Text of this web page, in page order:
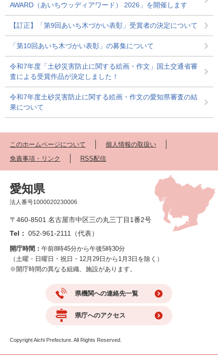
AWARD（あいちウッディアワード） 2026」を開催します
【訂正】「第9回あいち木づかい表彰」受賞者の決定について
「第10回あいち木づかい表彰」の募集について
令和7年度「土砂災害防止に関する絵画・作文」国土交通省審
査による受賞作品が決定しました！
令和7年度土砂災害防止に関する絵画・作文の愛知県審査の結
果について
このホームページについて
個人情報の取扱い
免責事項・リンク
RSS配信
愛知県
法人番号1000020230006
〒460-8501 名古屋市中区三の丸三丁目1番2号
Tel： 052-961-2111（代表）
開庁時間： 午前8時45分から午後5時30分
（土曜・日曜日・祝日・12月29日から1月3日を除く）
※開庁時間の異なる組織、施設があります。
県機関への連絡先一覧
県庁へのアクセス
Copyright Aichi Prefecture. All Rights Reserved.